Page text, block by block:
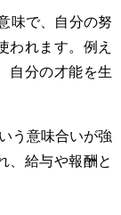
味で、自分の努
われます。例え
自分の才能を生
う意味合いが強
、給与や報酬と